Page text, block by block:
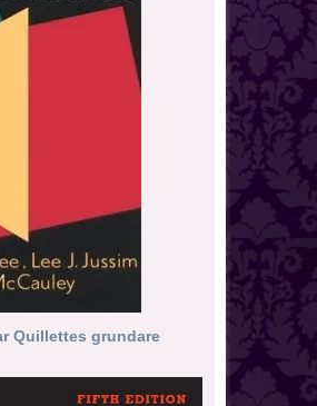
Quillettes grundare